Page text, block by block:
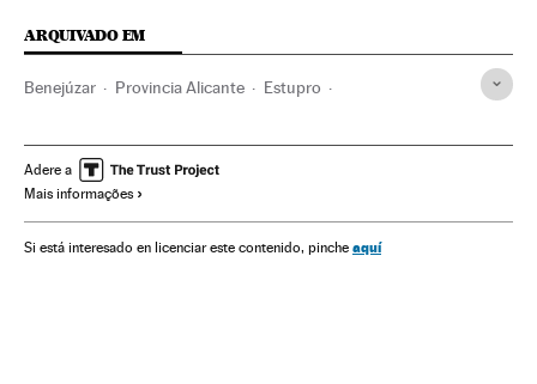
ARQUIVADO EM
Benejúzar Provincia Alicante Estupro
Crimes sexuais Delitos Justiça
Adere a
Mais informações
Si está interesado en licenciar este contenido, pinche aquí